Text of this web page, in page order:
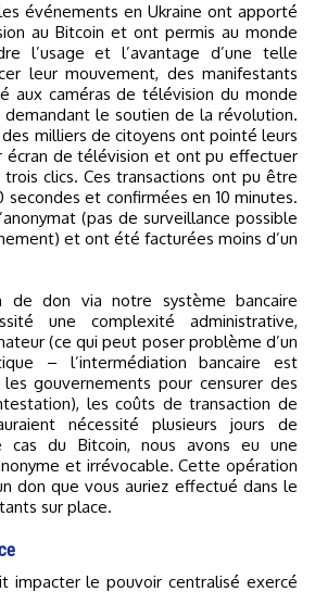
au Bitcoin et ont permis au monde
l’usage et l’avantage d’une telle
leur mouvement, des manifestants
aux caméras de télévision du monde
le soutien de la révolution.
des milliers de citoyens ont pointé leurs
écran de télévision et ont pu effectuer
clics. Ces transactions ont pu être
secondes et confirmées en 10 minutes.
(pas de surveillance possible
et ont été facturées moins d’un
de don via notre système bancaire
une complexité administrative,
(ce qui peut poser problème d’un
– l’intermédiation bancaire est
gouvernements pour censurer des
les coûts de transaction de
nécessité plusieurs jours de
cas du Bitcoin, nous avons eu une
et irrévocable. Cette opération
don que vous auriez effectué dans le
sur place.